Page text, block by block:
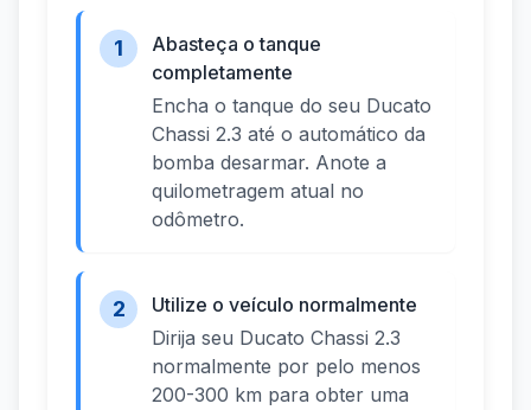
1
Abasteça o tanque
completamente
Encha o tanque do seu Ducato
Chassi 2.3 até o automático da
bomba desarmar. Anote a
quilometragem atual no
odômetro.
2
Utilize o veículo normalmente
Dirija seu Ducato Chassi 2.3
normalmente por pelo menos
200-300 km para obter uma